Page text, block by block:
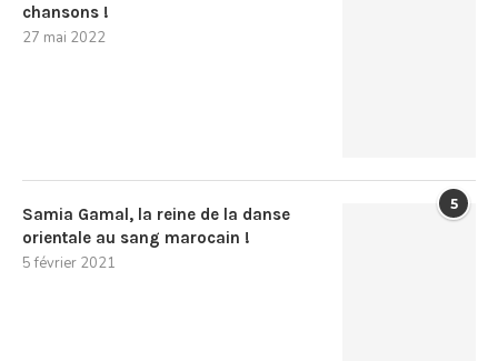
chansons !
27 mai 2022
5
Samia Gamal, la reine de la danse
orientale au sang marocain !
5 février 2021